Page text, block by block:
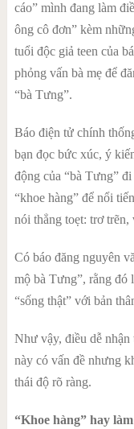
cáo” mình đang làm
ông cô đơn” kèm
tuổi độc giả teen của
phỏng vấn bà mẹ để
“bà Tưng”.
Báo điện tử chính
bạn đọc bức xúc, ý
động của “bà Tưng”
“khoe hàng” để nổi
nói thẳng toẹt: trơ
Có báo đăng nguyên
mộ bà Tưng”, rằng đó
“sống thật” với bản
Như vậy, điều dễ
này có vấn đề nhưng
thái độ rõ ràng.
“Khoe hàng” hay